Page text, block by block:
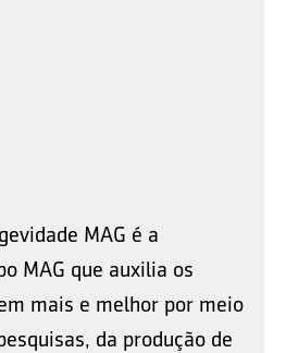
MAG é a
MAG que auxilia os
mais e melhor por meio
da produção de